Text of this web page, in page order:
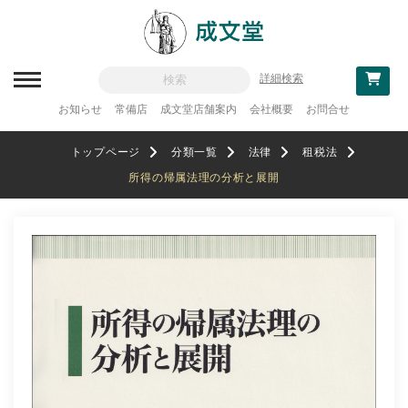
政治・経済・経営
お知らせ 常備店 成文堂店舗案内 会社概要 お問合せ
詳細検索
トップページ 分類一覧 法律
租税法
所得の帰属法理の分析と展開